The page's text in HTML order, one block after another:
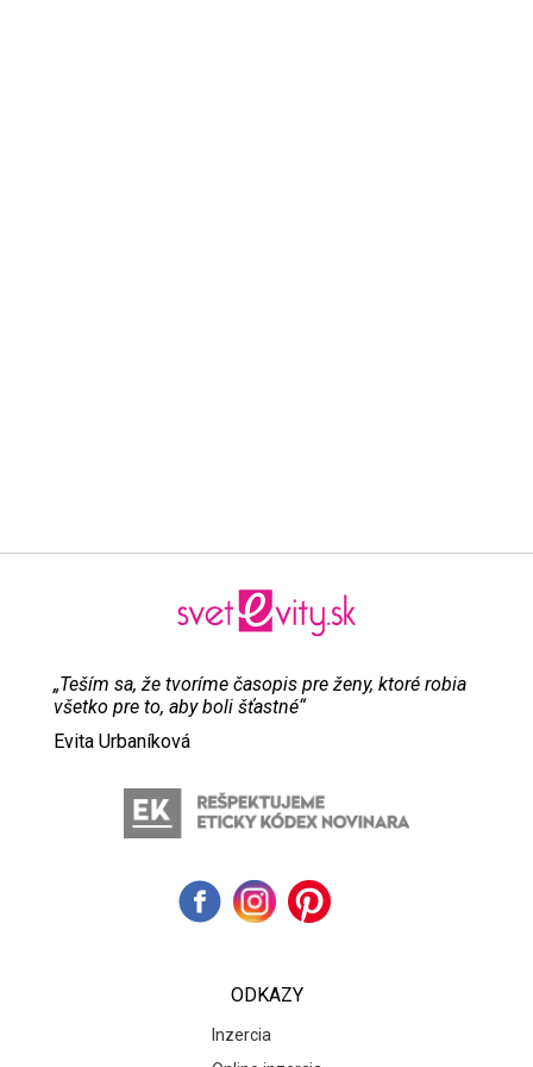
„Teším sa, že tvoríme časopis pre ženy, ktoré robia
všetko pre to, aby boli šťastné“
Evita Urbaníková
ODKAZY
Inzercia